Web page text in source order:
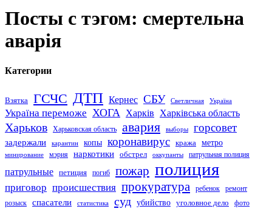
Посты с тэгом: смертельна
аварія
Категории
Взятка ГСЧС ДТП Кернес СБУ Светличная Україна
Україна переможе ХОГА Харків Харківська область
Харьков Харьковская область авария выборы горсовет
задержали карантин копы коронавирус кража метро
минирование мэрия наркотики обстрел оккупанты патрульная полиция
патрульные петиция погиб пожар полиция
приговор происшествия прокуратура ребенок
ремонт
розыск
спасатели статистика суд убийство уголовное дело фото